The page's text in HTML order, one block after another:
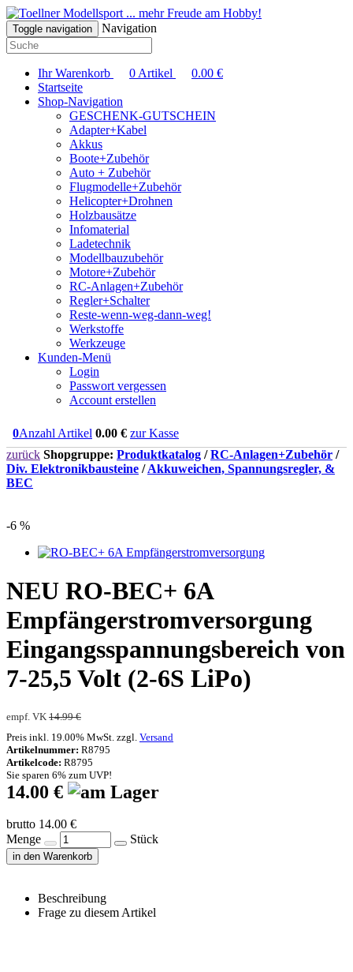
... mehr Freude am Hobby!
Toggle navigation Navigation
Ihr Warenkorb 0 Artikel 0.00 €
Startseite
Shop-Navigation
GESCHENK-GUTSCHEIN
Adapter+Kabel
Akkus
Boote+Zubehör
Auto + Zubehör
Flugmodelle+Zubehör
Helicopter+Drohnen
Holzbausätze
Infomaterial
Ladetechnik
Modellbauzubehör
Motore+Zubehör
RC-Anlagen+Zubehör
Regler+Schalter
Reste-wenn-weg-dann-weg!
Werkstoffe
Werkzeuge
Kunden-Menü
Login
Passwort vergessen
Account erstellen
0Anzahl Artikel 0.00 € zur Kasse
zurück Shopgruppe: Produktkatalog /RC-Anlagen+Zubehör /
Div. Elektronikbausteine /Akkuweichen, Spannungsregler, &
BEC
-6 %
NEU RO-BEC+ 6A
Empfängerstromversorgung
Eingangsspannungsbereich von
7-25,5 Volt (2-6S LiPo)
empf. VK 14.99 €
Preis inkl. 19.00% MwSt. zzgl. Versand
Artikelnummer: R8795
Artikelcode: R8795
Sie sparen 6% zum UVP!
14.00 €
brutto 14.00 €
Menge
Stück
in den Warenkorb
Beschreibung
Frage zu diesem Artikel